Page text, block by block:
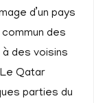
d’un pays
des
des voisins
Qatar
parties du